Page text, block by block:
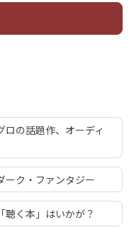
ロの話題作、オーディ
ーク・ファンタジー
く本」はいかが？